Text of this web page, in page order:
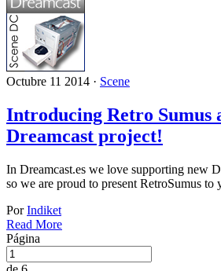
Octubre 11 2014 · Scene
Introducing Retro Sumus
Dreamcast project!
In Dreamcast.es we love supporting new
so we are proud to present RetroSumus
PorIndiket
Read More
Página